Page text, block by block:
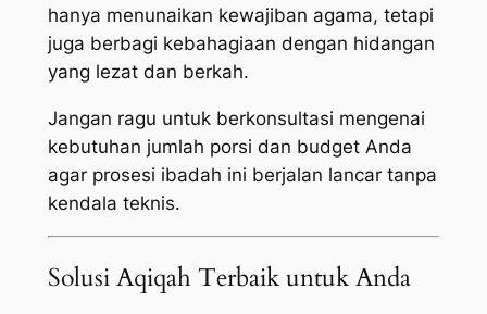
hanya menunaikan kewajiban agama, tetapi
juga berbagi kebahagiaan dengan hidangan
yang lezat dan berkah.
Jangan ragu untuk berkonsultasi mengenai
kebutuhan jumlah porsi dan budget Anda
agar prosesi ibadah ini berjalan lancar tanpa
kendala teknis.
Solusi Aqiqah Terbaik untuk Anda